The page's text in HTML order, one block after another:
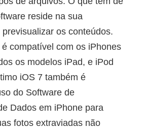
reside na sua
os conteúdos.
compatível com os iPhones
os modelos iPad, e iPod
iOS 7 também é
do Software de
Dados em iPhone para
fotos extraviadas não